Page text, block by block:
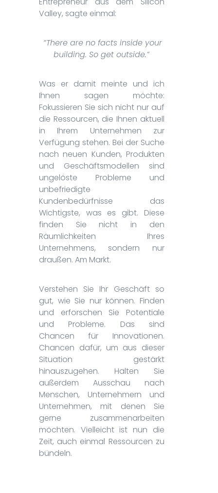
Valley, sagte einmal:
“There are no facts inside your
building. So get outside.”
Was er damit meinte und ich
Ihnen sagen möchte:
Fokussieren Sie sich nicht nur auf
die Ressourcen, die Ihnen aktuell
in Ihrem Unternehmen zur
Verfügung stehen. Bei der Suche
nach neuen Kunden, Produkten
und Geschäftsmodellen sind
ungelöste Probleme und
unbefriedigte
Kundenbedürfnisse das
Wichtigste, was es gibt. Diese
finden Sie nicht in den
Räumlichkeiten Ihres
Unternehmens, sondern nur
draußen. Am Markt.
Verstehen Sie Ihr Geschäft so
gut, wie Sie nur können. Finden
und erforschen Sie Potentiale
und Probleme. Das sind
Chancen für Innovationen.
Chancen dafür, um aus dieser
Situation gestärkt
hinauszugehen. Halten Sie
außerdem Ausschau nach
Menschen, Unternehmern und
Unternehmen, mit denen Sie
gerne zusammenarbeiten
möchten. Vielleicht ist nun die
Zeit, auch einmal Ressourcen zu
bündeln.